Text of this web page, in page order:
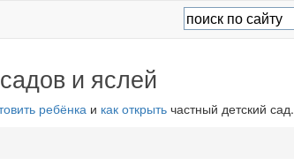
и яслей
ребёнкаи как открытьчастный детский сад.